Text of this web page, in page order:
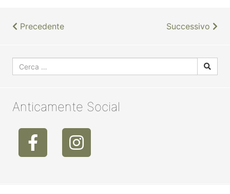
Precedente Successivo
Anticamente Social